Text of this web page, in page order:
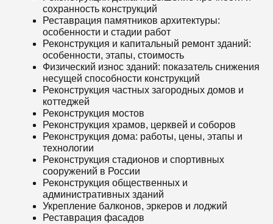
сохранность конструкций
Реставрация памятников архитектуры:
особенности и стадии работ
Реконструкция и капитальный ремонт зданий:
особенности, этапы, стоимость
Физический износ зданий: показатель снижения
несущей способности конструкций
Реконструкция частных загородных домов и
коттеджей
Реконструкция мостов
Реконструкция храмов, церквей и соборов
Реконструкция дома: работы, цены, этапы и
технологии
Реконструкция стадионов и спортивных
сооружений в России
Реконструкция общественных и
административных зданий
Укрепление балконов, эркеров и лоджий
Реставрация фасадов